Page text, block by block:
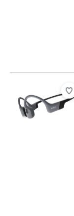
Beoordeling is 9,1